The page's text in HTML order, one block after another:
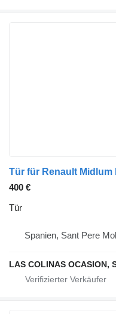
Tür für Renault Midlum
400 €
Tür
Spanien, Sant Pere
LAS COLINAS OCASION,